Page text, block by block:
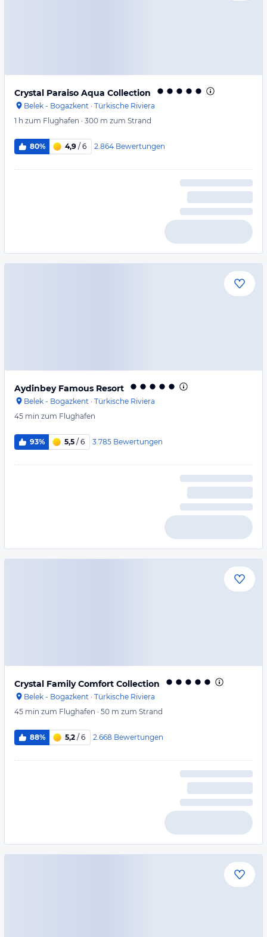
Crystal Paraiso Aqua Collection
Belek - Bogazkent · Türkische Riviera
1 h zum Flughafen · 300 m zum Strand
80% 4,9 / 6 2.864 Bewertungen
Aydinbey Famous Resort
Belek - Bogazkent · Türkische Riviera
45 min zum Flughafen
93% 5,5 / 6 3.785 Bewertungen
Crystal Family Comfort Collection
Belek - Bogazkent · Türkische Riviera
45 min zum Flughafen · 50 m zum Strand
88% 5,2 / 6 2.668 Bewertungen